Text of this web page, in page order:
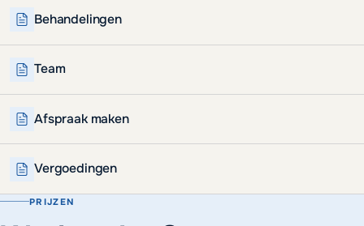
Behandelingen
Team
Afspraak maken
Vergoedingen
PRIJZEN